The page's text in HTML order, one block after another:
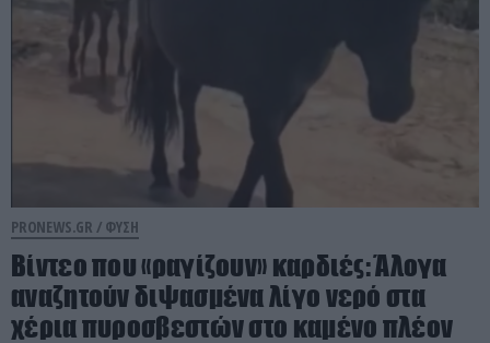
PRONEWS.GR / ΦΥΣΗ
Βίντεο που «ραγίζουν» καρδιές: Άλογα
αναζητούν διψασμένα λίγο νερό στα
χέρια πυροσβεστών στο καμένο πλέον